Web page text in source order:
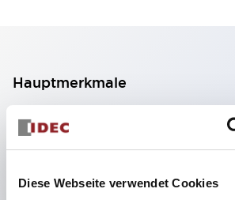
Diese Webseite verwendet Cookies
Hauptmerkmale
Geeignet für ein breites
von der Konsumelektronik bis